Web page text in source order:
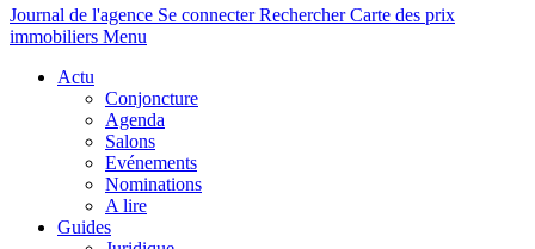
Journal de l'agence Se connecterRechercher Carte des prix
immobiliers Menu
Actu
Conjoncture
Agenda
Salons
Evénements
Nominations
A lire
Guides